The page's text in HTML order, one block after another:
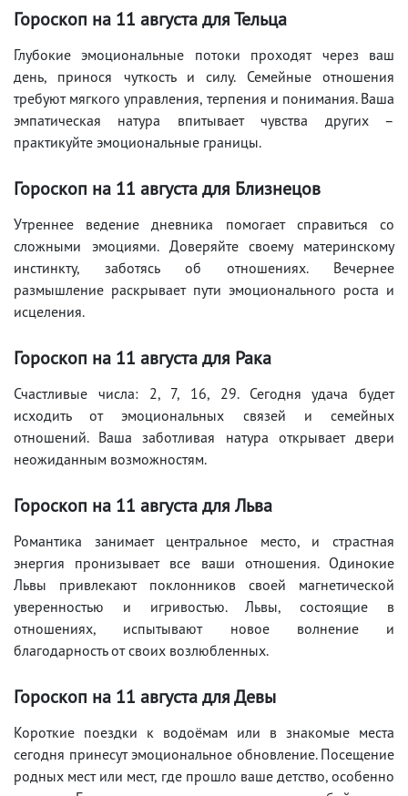
Гороскоп на 11 августадля Тельца
Глубокие эмоциональные потоки проходят через ваш
день, принося чуткость и силу. Семейные отношения
требуют мягкого управления, терпения и понимания. Ваша
эмпатическая натура впитывает чувства других –
практикуйте эмоциональные границы.
Гороскоп на 11 августадля Близнецов
Утреннее ведение дневника помогает справиться со
сложными эмоциями. Доверяйте своему материнскому
инстинкту, заботясь об отношениях. Вечернее
размышление раскрывает пути эмоционального роста и
исцеления.
Гороскоп на 11 августадля Рака
Счастливые числа: 2, 7, 16, 29. Сегодня удача будет
исходить от эмоциональных связей и семейных
отношений. Ваша заботливая натура открывает двери
неожиданным возможностям.
Гороскоп на 11 августадля Льва
Романтика занимает центральное место, и страстная
энергия пронизывает все ваши отношения. Одинокие
Львы привлекают поклонников своей магнетической
уверенностью и игривостью. Львы, состоящие в
отношениях, испытывают новое волнение и
благодарность от своих возлюбленных.
Гороскоп на 11 августадля Девы
Короткие поездки к водоёмам или в знакомые места
сегодня принесут эмоциональное обновление. Посещение
родных мест или мест, где прошло ваше детство, особенно